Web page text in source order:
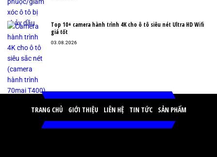
Top 10+ camera hành trình 4K cho ô tô siêu nét Ultra HD Wifi
giá tốt
03.08.2026
TRANG CHỦ GIỚI THIỆU LIÊN HỆ TIN TỨC SẢN PHẨM